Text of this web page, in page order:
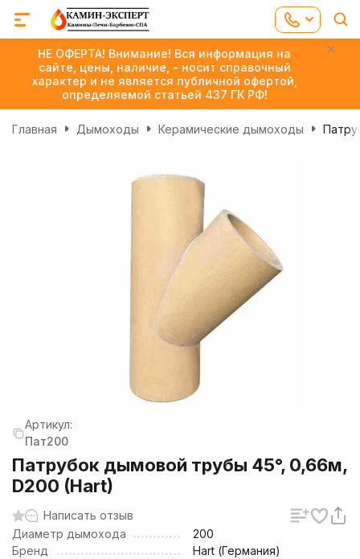
НЕ ОФЕРТА! Внимание! Вся информация на
сайте, цены, наличие, - носит справочный
характер и не является публичной офертой,
определяемой статьей 437 ГК РФ!
Главная Дымоходы Керамические дымоходы
Артикул:
Пат200
Патрубок дымовой трубы 45°, 0,66м,
D200 (Hart)
Написать отзыв
Диаметр дымохода
200
Бренд
Hart (Германия)